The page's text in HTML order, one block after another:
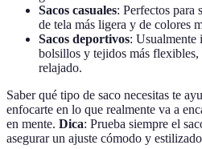
Sacos casuales: Perfectos para
de tela más ligera y de colores
Sacos deportivos: Usualmente
bolsillos y tejidos más flexibles,
relajado.
Saber qué tipo de saco necesitas te
enfocarte en lo que realmente va a
en mente. Dica: Prueba siempre el
asegurar un ajuste cómodo y